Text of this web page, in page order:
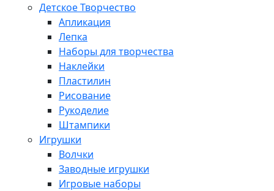
Детское Творчество
Апликация
Лепка
Наборы для творчества
Наклейки
Пластилин
Рисование
Рукоделие
Штампики
Игрушки
Волчки
Заводные игрушки
Игровые наборы